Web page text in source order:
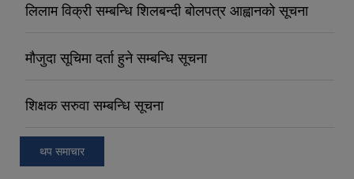
लिलाम विक्री सम्बन्धि शिलबन्दी बोलपत्र आह्वानको सूचना
मौजुदा सूचिमा दर्ता हुने सम्बन्धि सूचना
शिक्षक सरुवा सम्बन्धि सूचना
थप समाचार